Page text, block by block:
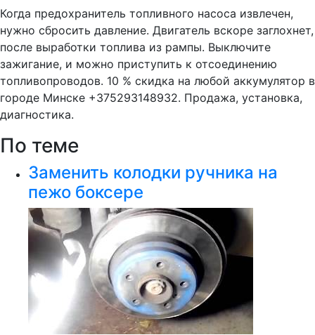
Когда предохранитель топливного насоса извлечен,
нужно сбросить давление. Двигатель вскоре заглохнет,
после выработки топлива из рампы. Выключите
зажигание, и можно приступить к отсоединению
топливопроводов. 10 % скидка на любой аккумулятор в
городе Минске +375293148932. Продажа, установка,
диагностика.
По теме
Заменить колодки ручника на
пежо боксере